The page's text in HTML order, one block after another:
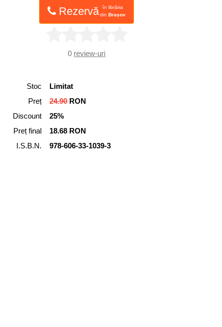
Rezervă
în librăria
dinBrașov
0 review-uri
Stoc
Limitat
Preț
24.90RON
Discount
25%
Preț final
18.68 RON
I.S.B.N.
978-606-33-1039-3